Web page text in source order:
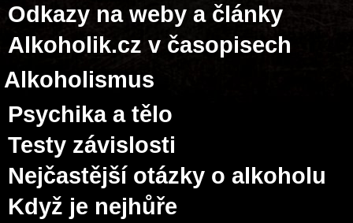
Odkazy na weby a články
Alkoholik.cz v časopisech
Alkoholismus
Psychika a tělo
Testy závislosti
Nejčastější otázky o alkoholu
Když je nejhůře